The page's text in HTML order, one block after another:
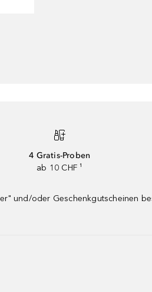
4 Gratis-Proben
ab 10 CHF ¹
und/oder Geschenkgutscheinen